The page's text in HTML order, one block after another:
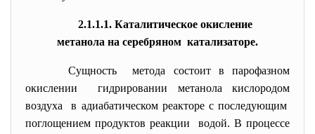
2.1.1.1. Каталитическое окисление
метанола на серебряном катализаторе.
Сущность метода состоит в парофазном
окислении гидрировании метанола кислородом
воздуха в адиабатическом реакторе с последующим
поглощением продуктов реакции водой. В процессе